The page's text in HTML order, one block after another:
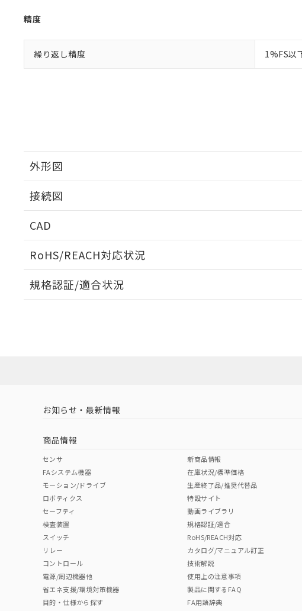
精度
繰り返し精度 1%FS以
外形図
接続図
CAD
RoHS/REACH対応状況
EU RoHS 注意事項・凡例
ダ
中国 RoHS 注意事項・凡例
中国 RoHS表
Pb Hg Cr(VI)
"対応済み"や非含有の記載がされた商品であっても、流通在庫等で
非含有品が必要な際は、弊社営業部門もしくは販売店へお問い合わせ
規格認証/適合状況
（イギリス
（ノルウェー
お知らせ・最新情報
商品情報
センサ
FAシステム機器
モーション/ドライブ
ロボティクス
セーフティ
検査装置
スイッチ
リレー
コントロール
電源/周辺機器他
省エネ支援/環境対策機器
目的・仕様から探す
新商品情報
在庫状況/標準価格
生産終了品/推奨代替品
特設サイト
動画ライブラリ
規格認証/適合
RoHS/REACH対応
カタログ/マニュアル訂正
技術解説
使用上の注意事項
製品に関するFAQ
FA用語辞典